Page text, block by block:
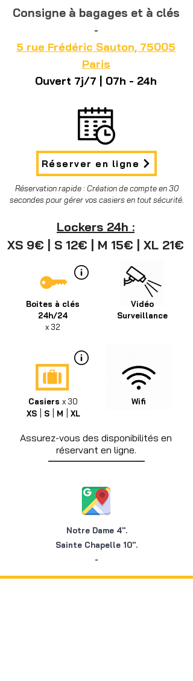
Consigne à bagages et à clés
-
5 rue Frédéric Sauton, 75005
Paris
Ouvert 7j/7 | 07h - 24h
Réserver en ligne
Réservation rapide : Création de compte en 30
secondes pour gérer vos casiers en tout sécurité.
Lockers 24h :
XS 9€
S 12€ M 15€ | XL 21€
Boites à clés
24h/24
x 32
Vidéo
Surveillance
Casiers x 30
XS
S M XL
Wifi
Assurez-vous des disponibilités en
réservant en ligne.
Notre Dame 4''.
Sainte Chapelle 10''.
-